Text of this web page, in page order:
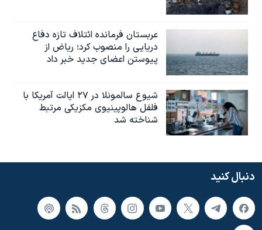
عربستان فرمانده ائتلاف تازه دفاع
دریایی را منصوب کرد؛ ریاض از
پیوستن اعضای جدید خبر داد
شیوع سالمونلا در ۲۷ ایالت آمریکا با
فلفل هالوپینیوی مکزیکی مرتبط
شناخته شد
دنبال کنید